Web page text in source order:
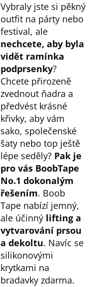
Vybraly jste si pěkný
outfit na párty nebo
festival, ale
nechcete, aby byla
vidět ramínka
podprsenky?
Chcete přirozeně
zvednout ňadra a
předvést krásné
křivky, aby vám
sako, společenské
šaty nebo top ještě
lépe seděly? Pak je
pro vás BoobTape
No.1 dokonalým
řešením. Boob
Tape nabízí jemný,
ale účinný lifting a
vytvarování prsou
a dekoltu. Navíc se
silikonovými
krytkami na
bradavky zdarma.